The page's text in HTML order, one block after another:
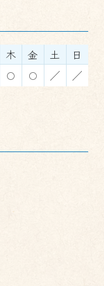
木 金 土
日
〇 〇 ／ ／